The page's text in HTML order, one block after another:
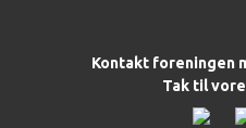
Kontakt foreningen
Tak til